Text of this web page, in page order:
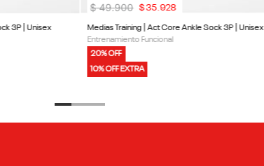
3P | Unisex
Medias Training | Act Core Ankle Sock 3P | Unisex
Entrenamiento Funcional
20% OFF
10% OFF EXTRA
$ 49.900 $35.928